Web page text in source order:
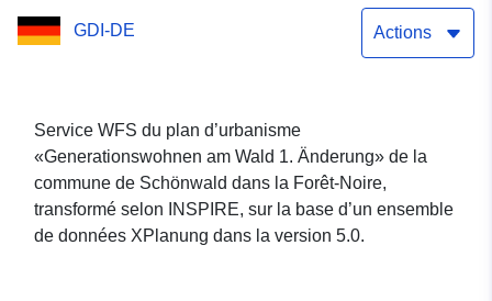
GDI-DE Actions
Service WFS du plan d’urbanisme
«Generationswohnen am Wald 1. Änderung» de la
commune de Schönwald dans la Forêt-Noire,
transformé selon INSPIRE, sur la base d’un ensemble
de données XPlanung dans la version 5.0.